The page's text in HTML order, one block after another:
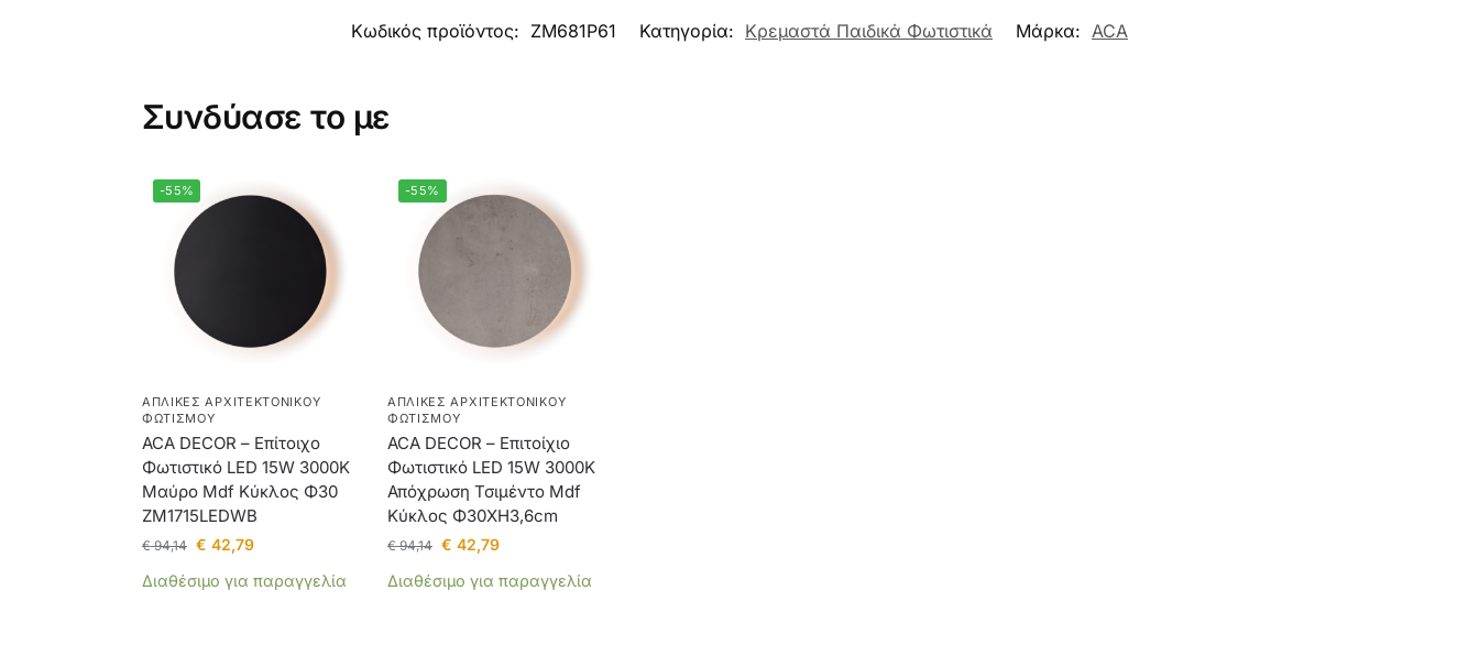
Κωδικός προϊόντος: ZM681P61 Κατηγορία: Κρεμαστά Παιδικά Φωτιστικά Μάρκα: ACA
Συνδύασε το με
-55%
ΑΠΛΊΚΕΣ ΑΡΧΙΤΕΚΤΟΝΙΚΟΎ
ΦΩΤΙΣΜΟΎ
ACA DECOR – Επίτοιχο
Φωτιστικό LED 15W 3000Κ
Μαύρο Mdf Κύκλος Φ30
ZM1715LEDWB
€94,14 € 42,79
Διαθέσιμο για παραγγελία
-55%
ΑΠΛΊΚΕΣ ΑΡΧΙΤΕΚΤΟΝΙΚΟΎ
ΦΩΤΙΣΜΟΎ
ACA DECOR – Επιτοίχιο
Φωτιστικό LED 15W 3000Κ
Απόχρωση Τσιμέντο Mdf
Κύκλος Φ30ΧΗ3,6cm
€94,14 € 42,79
Διαθέσιμο για παραγγελία